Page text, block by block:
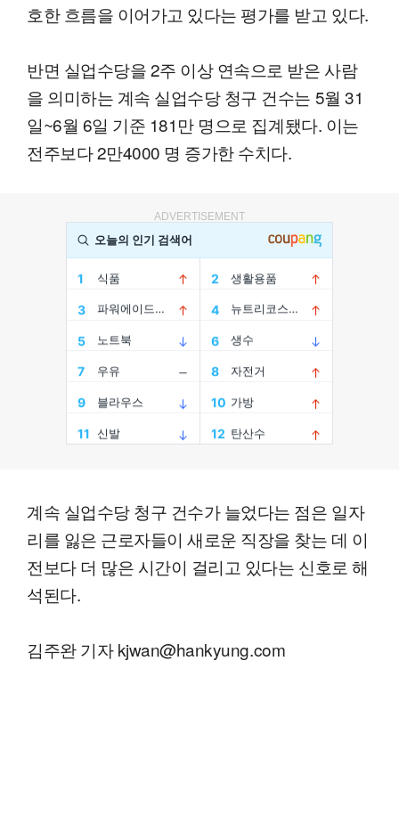
호한 흐름을 이어가고 있다는 평가를 받고 있다.
반면 실업수당을 2주 이상 연속으로 받은 사람
을 의미하는 계속 실업수당 청구 건수는 5월 31
일~6월 6일 기준 181만 명으로 집계됐다. 이는
전주보다 2만4000 명 증가한 수치다.
ADVERTISEMENT
계속 실업수당 청구 건수가 늘었다는 점은 일자
리를 잃은 근로자들이 새로운 직장을 찾는 데 이
전보다 더 많은 시간이 걸리고 있다는 신호로 해
석된다.
김주완 기자 kjwan@hankyung.com